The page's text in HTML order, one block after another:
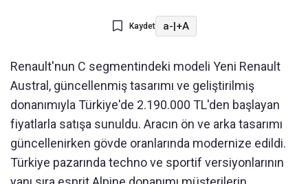
Kaydet a-|+A
Renault'nun C segmentindeki modeli Yeni Renault
Austral, güncellenmiş tasarımı ve geliştirilmiş
donanımıyla Türkiye'de 2.190.000 TL'den başlayan
fiyatlarla satışa sunuldu. Aracın ön ve arka tasarımı
güncellenirken gövde oranlarında modernize edildi.
Türkiye pazarında techno ve sportif versiyonlarının